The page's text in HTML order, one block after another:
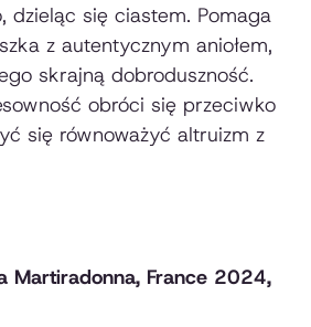
dzieląc się ciastem. Pomaga
z autentycznym aniołem,
skrajną dobroduszność.
obróci się przeciwko
się równoważyć altruizm z
Martiradonna, France 2024,